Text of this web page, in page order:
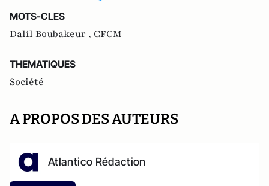
MOTS-CLES
Dalil Boubakeur , CFCM
THEMATIQUES
Société
A PROPOS DES AUTEURS
Atlantico Rédaction